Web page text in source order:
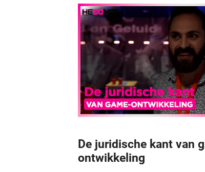
De juridische kant van
ontwikkeling